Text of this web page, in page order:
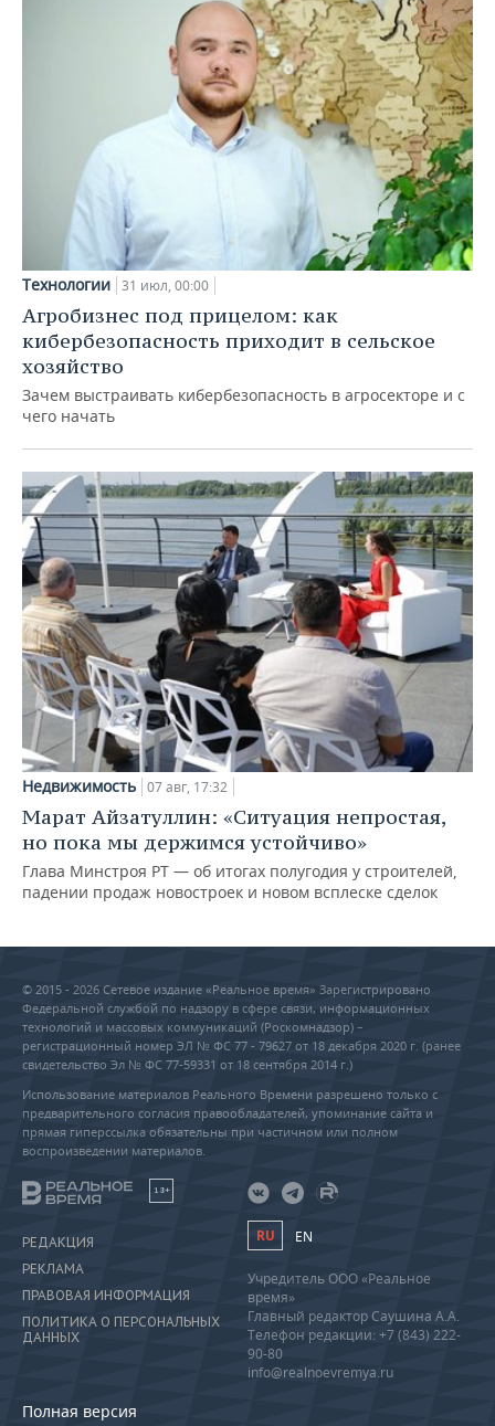
Технологии 31 июл, 00:00
Агробизнес под прицелом: как
кибербезопасность приходит в сельское
хозяйство
Зачем выстраивать кибербезопасность в агросекторе и с
чего начать
Недвижимость 07 авг, 17:32
Марат Айзатуллин: «Ситуация непростая,
но пока мы держимся устойчиво»
Глава Минстроя РТ — об итогах полугодия у строителей,
падении продаж новостроек и новом всплеске сделок
© 2015 - 2026 Сетевое издание «Реальное время» Зарегистрировано
Федеральной службой по надзору в сфере связи, информационных
технологий и массовых коммуникаций (Роскомнадзор) –
регистрационный номер ЭЛ № ФС 77 - 79627 от 18 декабря 2020 г. (ранее
свидетельство Эл № ФС 77-59331 от 18 сентября 2014 г.)
Использование материалов Реального Времени разрешено только с
предварительного согласия правообладателей, упоминание сайта и
прямая гиперссылка обязательны при частичном или полном
воспроизведении материалов.
18+
РЕДАКЦИЯ
РЕКЛАМА
ПРАВОВАЯ ИНФОРМАЦИЯ
ПОЛИТИКА О ПЕРСОНАЛЬНЫХ
ДАННЫХ
Полная версия
RU EN
Учредитель ООО «Реальное
время»
Главный редактор Саушина А.А.
Телефон редакции: +7 (843) 222-
90-80
info@realnoevremya.ru